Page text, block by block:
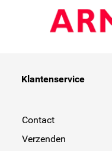
Klantenservice
Contact
Verzenden